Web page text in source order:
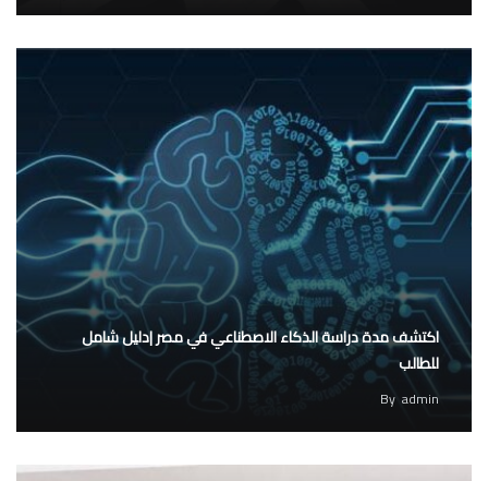
اكتشف مدة دراسة الذكاء الاصطناعي في مصر |دليل شامل
للطالب
By admin